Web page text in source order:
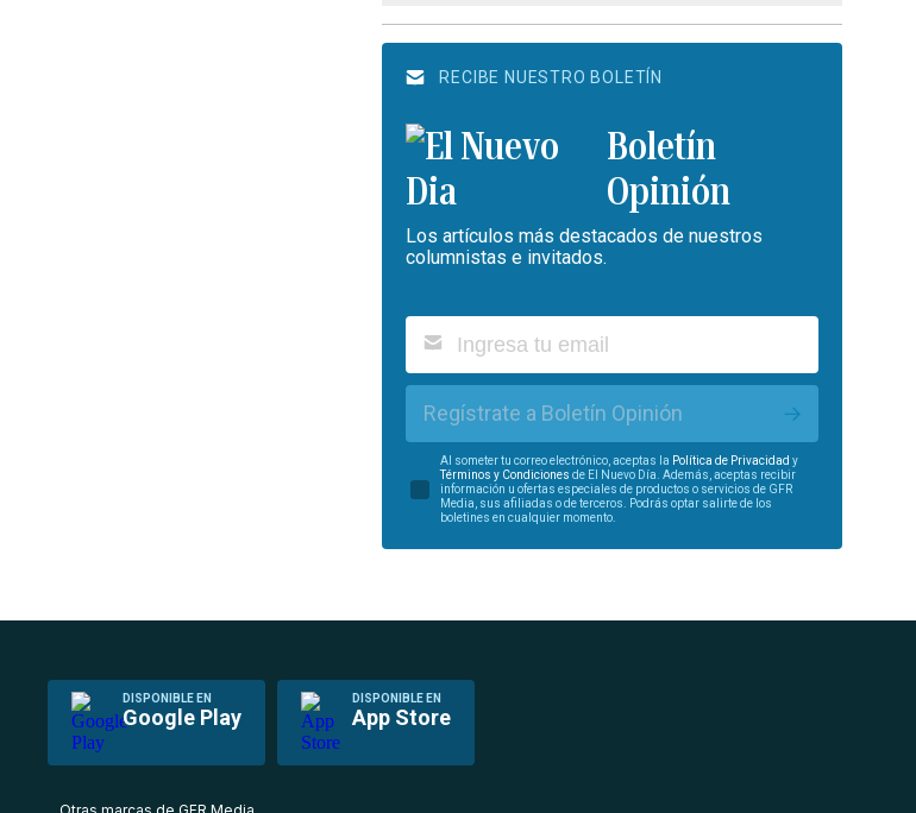
RECIBE NUESTRO BOLETÍN
Boletín
Opinión
Los artículos más destacados de nuestros
columnistas e invitados.
Regístrate a Boletín Opinión
Al someter tu correo electrónico, aceptas la Política de Privacidad y
Términos y Condiciones de El Nuevo Día. Además, aceptas recibir
información u ofertas especiales de productos o servicios de GFR
Media, sus afiliadas o de terceros. Podrás optar salirte de los
boletines en cualquier momento.
DISPONIBLE EN
Google Play
DISPONIBLE EN
App Store